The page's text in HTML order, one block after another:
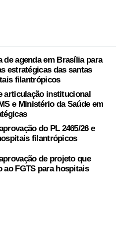
de agenda em Brasília para
estratégicas das santas
filantrópicos
articulação institucional
e Ministério da Saúde em
do PL 2465/26 e
filantrópicos
de projeto que
ao FGTS para hospitais